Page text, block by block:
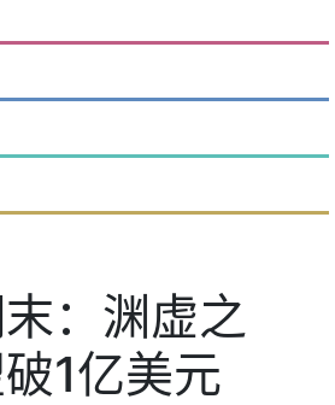
：渊虚之
1亿美元